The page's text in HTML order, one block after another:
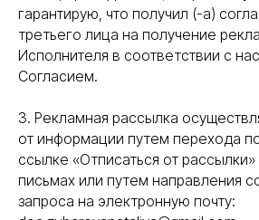
гарантирую, что получил (-а)
третьего лица на получение
Исполнителя в соответствии с
Согласием.
3. Рекламная рассылка
от информации путем перехода
ссылке «Отписаться от
письмах или путем направления
запроса на электронную почту: